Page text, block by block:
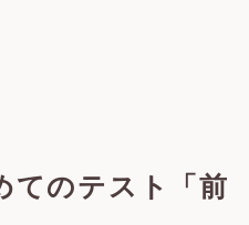
てのテスト「前